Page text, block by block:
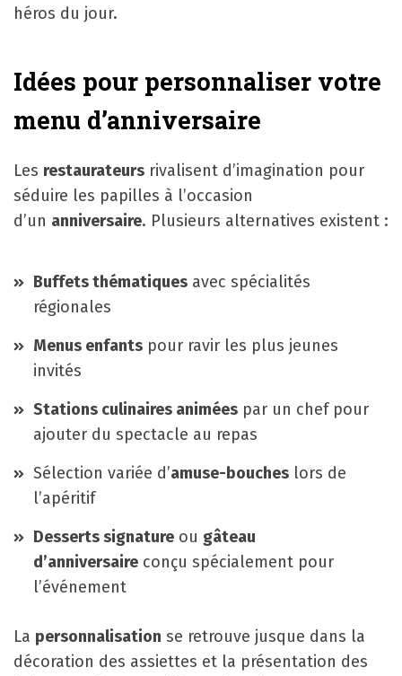
héros du jour.
Idées pour personnaliser votre
menu d’anniversaire
Les restaurateurs rivalisent d’imagination pour
séduire les papilles à l’occasion
d’un anniversaire. Plusieurs alternatives existent :
Buffets thématiques avec spécialités
régionales
Menus enfants pour ravir les plus jeunes
invités
Stations culinaires animées par un chef pour
ajouter du spectacle au repas
Sélection variée d’amuse-bouches lors de
l’apéritif
Desserts signature ou gâteau
d’anniversaire conçu spécialement pour
l’événement
La personnalisation se retrouve jusque dans la
décoration des assiettes et la présentation des